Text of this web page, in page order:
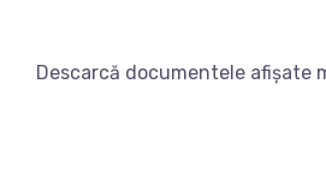
Descarcă documentele afișate